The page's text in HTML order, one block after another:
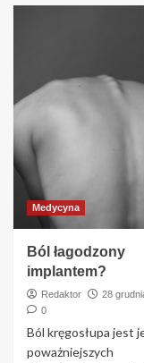
Medycyna
Ból łagodzony
implantem?
Redaktor
28
0
Ból kręgosłupa jest
poważniejszych